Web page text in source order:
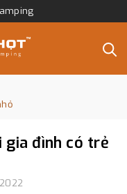
gia đình có trẻ